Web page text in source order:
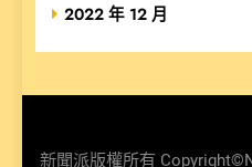
2022 年 12 月
新聞派版權所有